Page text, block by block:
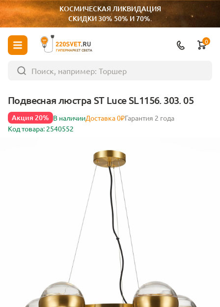
КОСМИЧЕСКАЯ ЛИКВИДАЦИЯ
СКИДКИ 30% 50% И 70%.
ГИПЕРМАРКЕТ СВЕТА
0
Подвесная люстра ST Luce SL1156. 303. 05
Акция 20% В наличииДоставка 0₽Гарантия 2 года
Код товара: 2540552